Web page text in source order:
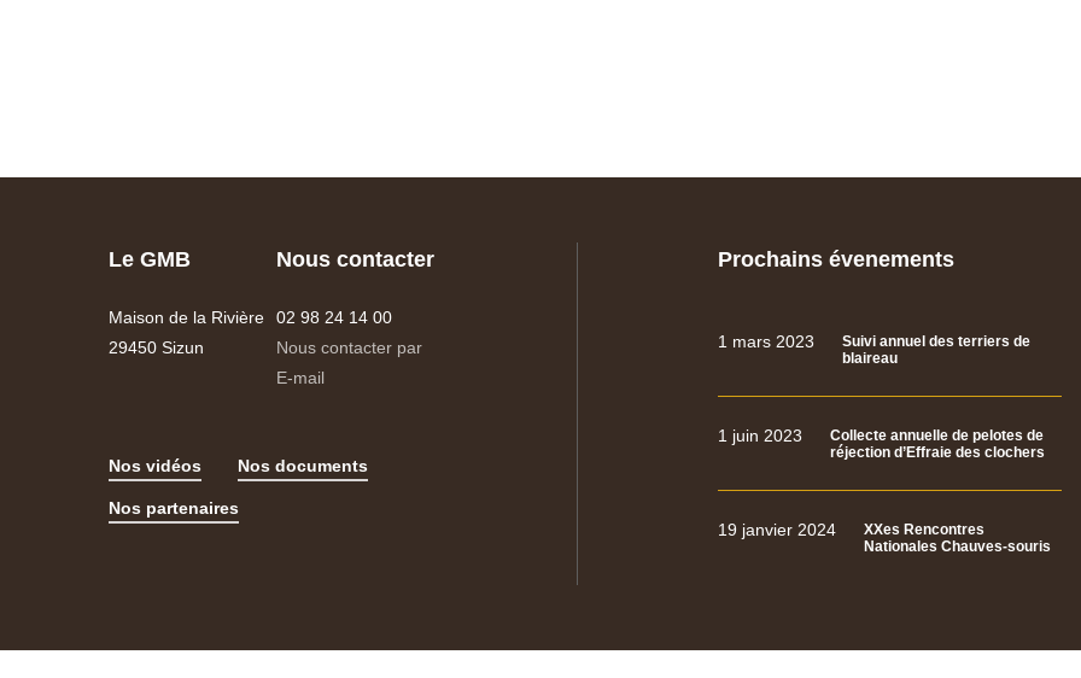
Le GMB
Maison de la Rivière
29450 Sizun
Nous contacter
02 98 24 14 00
Nous contacter par
E-mail
Nos vidéos Nos documents
Nos partenaires
Prochains évenements
1 mars 2023
Suivi annuel des terriers de
blaireau
1 juin 2023
Collecte annuelle de pelotes de
réjection d’Effraie des clochers
19 janvier 2024
XXes Rencontres
Nationales Chauves-souris